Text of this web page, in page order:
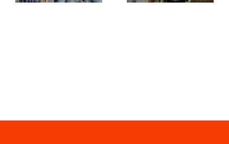
masterpieces
preservar la